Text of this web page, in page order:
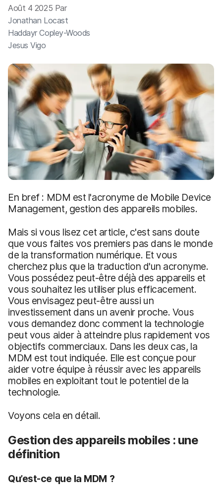
a
l
Août 4 2025 Par
Jonathan Locast
Haddayr Copley-Woods
Jesus Vigo
En bref : MDM est l'acronyme de Mobile Device
Management, gestion des appareils mobiles.
Mais si vous lisez cet article, c'est sans doute
que vous faites vos premiers pas dans le monde
de la transformation numérique. Et vous
cherchez plus que la traduction d'un acronyme.
Vous possédez peut-être déjà des appareils et
vous souhaitez les utiliser plus efficacement.
Vous envisagez peut-être aussi un
investissement dans un avenir proche. Vous
vous demandez donc comment la technologie
peut vous aider à atteindre plus rapidement vos
objectifs commerciaux. Dans les deux cas, la
MDM est tout indiquée. Elle est conçue pour
aider votre équipe à réussir avec les appareils
mobiles en exploitant tout le potentiel de la
technologie.
Voyons cela en détail.
Gestion des appareils mobiles : une
définition
Qu’est-ce que la MDM ?